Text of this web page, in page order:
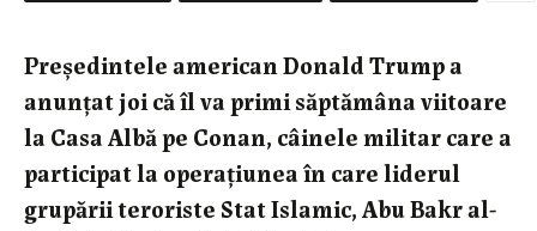
Preşedintele american Donald Trump a
anunţat joi că îl va primi săptămâna viitoare
la Casa Albă pe Conan, câinele militar care a
participat la operaţiunea în care liderul
grupării teroriste Stat Islamic, Abu Bakr al-